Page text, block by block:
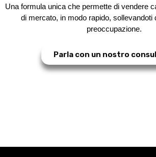
Una formula unica che permette di vendere
di mercato, in modo rapido, sollevandoti
preoccupazione.
Parla con un nostro